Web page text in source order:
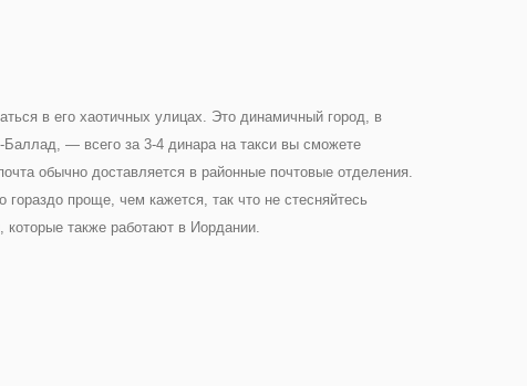
в его хаотичных улицах. Это динамичный город, в
Баллад, — всего за 3-4 динара на такси вы сможете
обычно доставляется в районные почтовые отделения.
проще, чем кажется, так что не стесняйтесь
также работают в Иордании.